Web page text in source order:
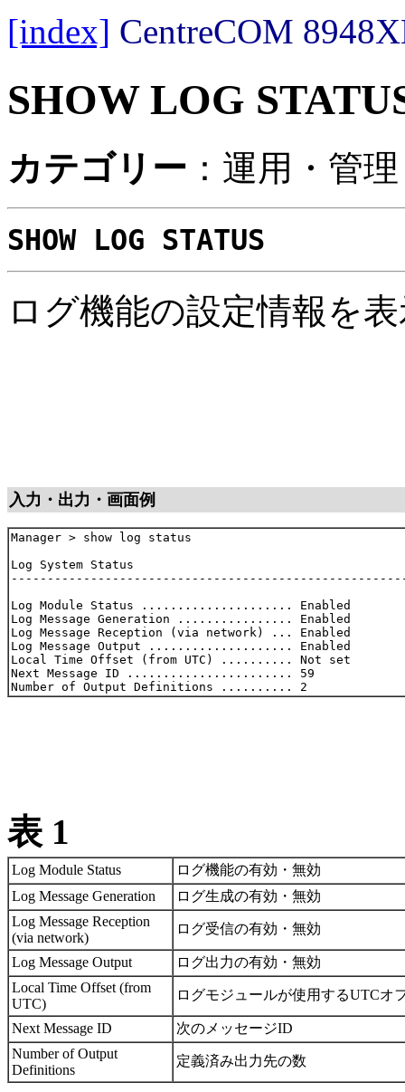
[index] CentreCOM
SHOW LOG
カテゴリー ：運用・管
SHOW LOG STATUS
ログ機能の設定情報を
入力・出力・画面例
Manager > show log status
Log System Status
Log Module Status ..................... Enabled
Log Message Generation ................ Enabled
Log Message Reception (via network) ... Enabled
Log Message Output .................... Enabled
Local Time Offset (from UTC) .......... Not set
Next Message ID ....................... 59
表 1
Log Module Status
ログ機能の有効・無効
Log Message Generation
ログ生成の有効・無効
Log Message Reception
(via network)
ログ受信の有効・無効
Log Message Output
ログ出力の有効・無効
Local Time Offset (from
UTC)
ログモジュールが使用するUTCオ
Next Message ID
次のメッセージID
Number of Output
Definitions
定義済み出力先の数